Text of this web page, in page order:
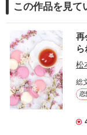
この作品を見て
再
ら
松
総
恋